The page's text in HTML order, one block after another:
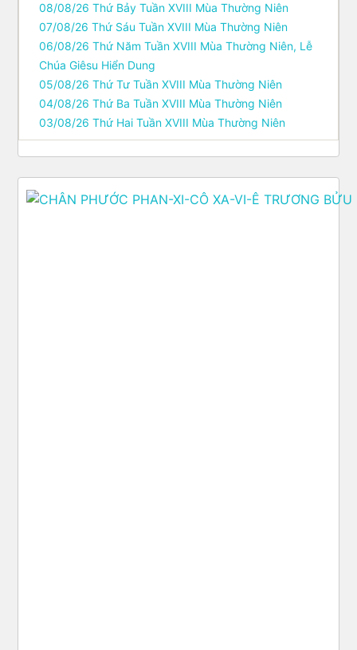
08/08/26 Thứ Bảy Tuần XVIII Mùa Thường Niên
07/08/26 Thứ Sáu Tuần XVIII Mùa Thường Niên
06/08/26 Thứ Năm Tuần XVIII Mùa Thường Niên, Lễ
Chúa Giêsu Hiển Dung
05/08/26 Thứ Tư Tuần XVIII Mùa Thường Niên
04/08/26 Thứ Ba Tuần XVIII Mùa Thường Niên
03/08/26 Thứ Hai Tuần XVIII Mùa Thường Niên